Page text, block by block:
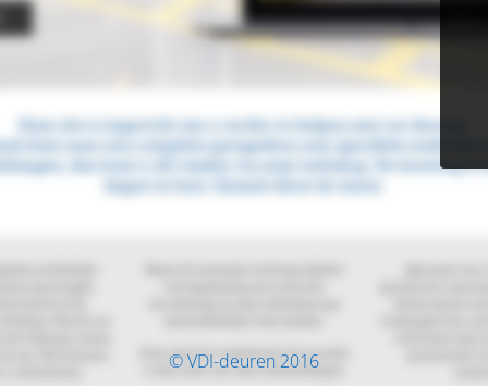
© VDI-deuren 2016